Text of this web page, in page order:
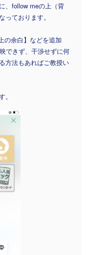
、follow meの上（背
っております。
の余白】などを追加
できず、干渉せずに何
方法もあればご教授い